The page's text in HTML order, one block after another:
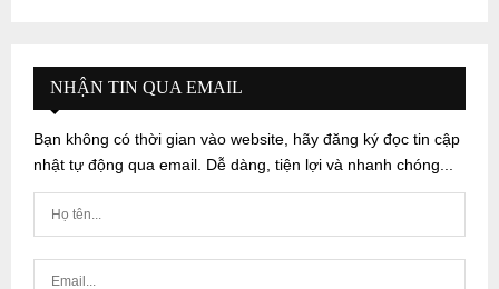
NHẬN TIN QUA EMAIL
Bạn không có thời gian vào website, hãy đăng ký đọc tin cập
nhật tự động qua email. Dễ dàng, tiện lợi và nhanh chóng...